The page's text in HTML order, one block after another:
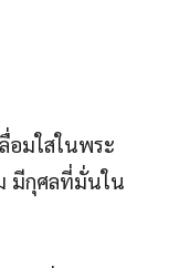
อมใสในพระ
มีกุศลที่มั่นใน